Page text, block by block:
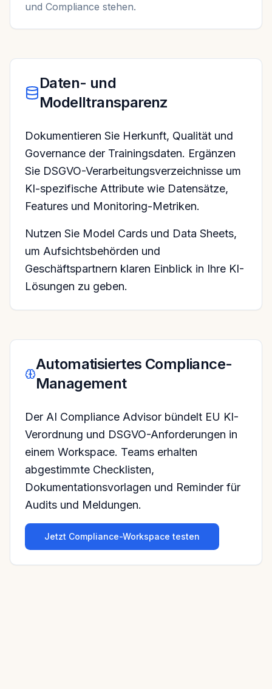
und Compliance stehen.
Daten- und
Modelltransparenz
Dokumentieren Sie Herkunft, Qualität und
Governance der Trainingsdaten. Ergänzen
Sie DSGVO-Verarbeitungsverzeichnisse um
KI-spezifische Attribute wie Datensätze,
Features und Monitoring-Metriken.
Nutzen Sie Model Cards und Data Sheets,
um Aufsichtsbehörden und
Geschäftspartnern klaren Einblick in Ihre KI-
Lösungen zu geben.
Automatisiertes Compliance-
Management
Der AI Compliance Advisor bündelt EU KI-
Verordnung und DSGVO-Anforderungen in
einem Workspace. Teams erhalten
abgestimmte Checklisten,
Dokumentationsvorlagen und Reminder für
Audits und Meldungen.
Jetzt Compliance-Workspace testen